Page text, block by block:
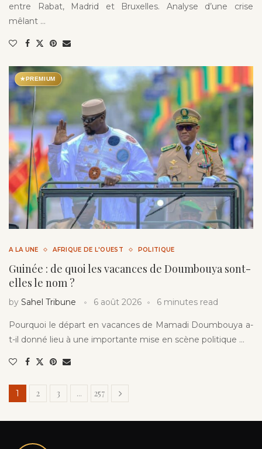
entre Rabat, Madrid et Bruxelles. Analyse d’une crise
mêlant …
★PREMIUM
A LA UNE AFRIQUE DE L'OUEST POLITIQUE
Guinée : de quoi les vacances de Doumbouya sont-
elles le nom ?
by Sahel Tribune 6 août 2026 6 minutes read
Pourquoi le départ en vacances de Mamadi Doumbouya a-
t-il donné lieu à une importante mise en scène politique …
1 2 3 … 257